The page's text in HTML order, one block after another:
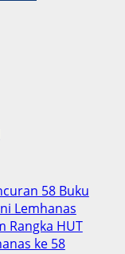
58 Buku
Lemhanas
Rangka HUT
ke 58